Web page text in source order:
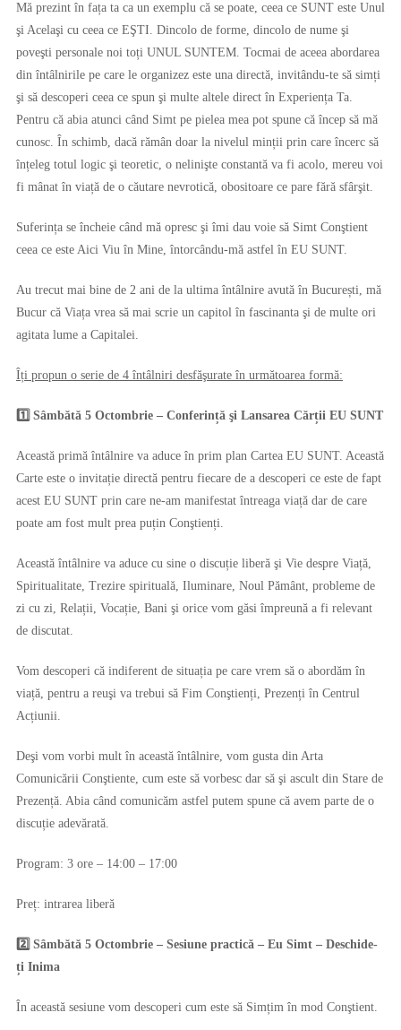
Mă prezint în fața ta ca un exemplu că se poate, ceea ce SUNT este Unul
şi Acelaşi cu ceea ce EŞTI. Dincolo de forme, dincolo de nume şi
poveşti personale noi toți UNUL SUNTEM. Tocmai de aceea abordarea
din întâlnirile pe care le organizez este una directă, invitându-te să simți
şi să descoperi ceea ce spun şi multe altele direct în Experiența Ta.
Pentru că abia atunci când Simt pe pielea mea pot spune că încep să mă
cunosc. În schimb, dacă rămân doar la nivelul minții prin care încerc să
înțeleg totul logic şi teoretic, o nelinişte constantă va fi acolo, mereu voi
fi mânat în viață de o căutare nevrotică, obositoare ce pare fără sfârşit.
Suferința se încheie când mă opresc şi îmi dau voie să Simt Conştient
ceea ce este Aici Viu în Mine, întorcându-mă astfel în EU SUNT.
Au trecut mai bine de 2 ani de la ultima întâlnire avută în București, mă
Bucur că Viața vrea să mai scrie un capitol în fascinanta şi de multe ori
agitata lume a Capitalei.
Îți propun o serie de 4 întâlniri desfăşurate în următoarea formă:
1️⃣ Sâmbătă 5 Octombrie – Conferință şi Lansarea Cărții EU SUNT
Această primă întâlnire va aduce în prim plan Cartea EU SUNT. Această
Carte este o invitație directă pentru fiecare de a descoperi ce este de fapt
acest EU SUNT prin care ne-am manifestat întreaga viață dar de care
poate am fost mult prea puțin Conştienți.
Această întâlnire va aduce cu sine o discuție liberă şi Vie despre Viață,
Spiritualitate, Trezire spirituală, Iluminare, Noul Pământ, probleme de
zi cu zi, Relații, Vocație, Bani şi orice vom găsi împreună a fi relevant
de discutat.
Vom descoperi că indiferent de situația pe care vrem să o abordăm în
viață, pentru a reuşi va trebui să Fim Conştienți, Prezenți în Centrul
Acțiunii.
Deşi vom vorbi mult în această întâlnire, vom gusta din Arta
Comunicării Conştiente, cum este să vorbesc dar să şi ascult din Stare de
Prezență. Abia când comunicăm astfel putem spune că avem parte de o
discuție adevărată.
Program: 3 ore – 14:00 – 17:00
Preț: intrarea liberă
2️⃣ Sâmbătă 5 Octombrie – Sesiune practică – Eu Simt – Deschide-
ți Inima
În această sesiune vom descoperi cum este să Simțim în mod Conştient.